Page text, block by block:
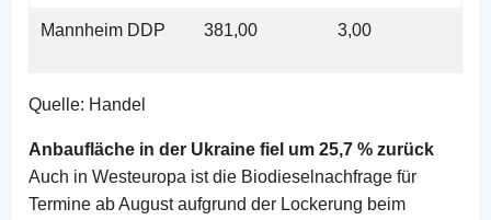
Mannheim DDP 381,00 3,00
Quelle: Handel
Anbaufläche in der Ukraine fiel um 25,7 % zurück
Auch in Westeuropa ist die Biodieselnachfrage für
Termine ab August aufgrund der Lockerung beim